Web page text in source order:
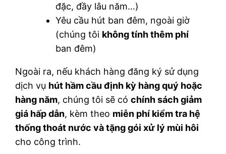
đặc, đầy lâu năm…)
Yêu cầu hút ban đêm, ngoài giờ
(chúng tôi không tính thêm phí
ban đêm)
Ngoài ra, nếu khách hàng đăng ký sử dụng
dịch vụ hút hầm cầu định kỳ hàng quý hoặc
hàng năm, chúng tôi sẽ cóchính sách giảm
giá hấp dẫn, kèm theo miễn phí kiểm tra hệ
thống thoát nước và tặng gói xử lý mùi hôi
cho công trình.